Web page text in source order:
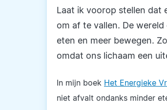
Laat ik voorop stellen dat
om af te vallen. De
eten en meer bewegen.
omdat ons lichaam een
In mijn boek Het Energieke
niet afvalt ondanks minder